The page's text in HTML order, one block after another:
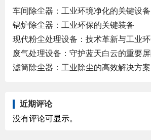
车间除尘器：工业环境净化的关键设备
锅炉除尘器：工业环保的关键装备
现代粉尘处理设备：技术革新与工业
废气处理设备：守护蓝天白云的重要
滤筒除尘器：工业除尘的高效解决方案
近期评论
没有评论可显示。